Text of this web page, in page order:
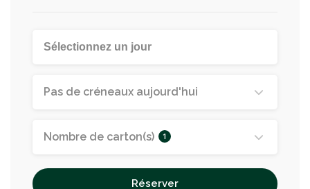
Pas de créneaux aujourd'hui
Nombre de carton(s) 1
Réserver